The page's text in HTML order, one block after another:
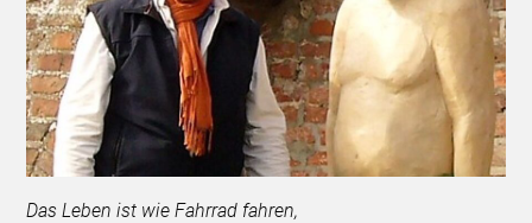
Das Leben ist wie Fahrrad fahren,